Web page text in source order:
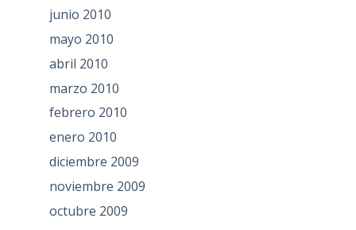
junio 2010
mayo 2010
abril 2010
marzo 2010
febrero 2010
enero 2010
diciembre 2009
noviembre 2009
octubre 2009